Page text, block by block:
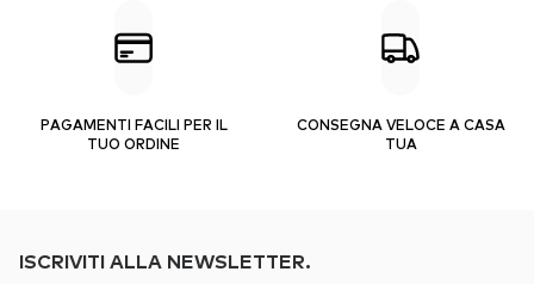
PAGAMENTI FACILI PER IL
TUO ORDINE
CONSEGNA VELOCE A CASA
TUA
ISCRIVITI ALLA NEWSLETTER.